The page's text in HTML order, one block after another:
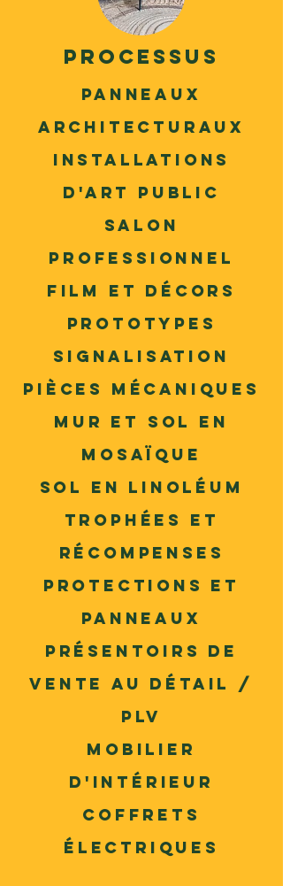
processus
Panneaux
architecturaux
Installations
d'art public
Salon
professionnel
film et décors
Prototypes
Signalisation
Pièces mécaniques
Mur et sol en
mosaïque
Sol en linoléum
trophées et
récompenses
Protections et
panneaux
Présentoirs de
vente au détail /
PLV
Mobilier
d'intérieur
Coffrets
électriques